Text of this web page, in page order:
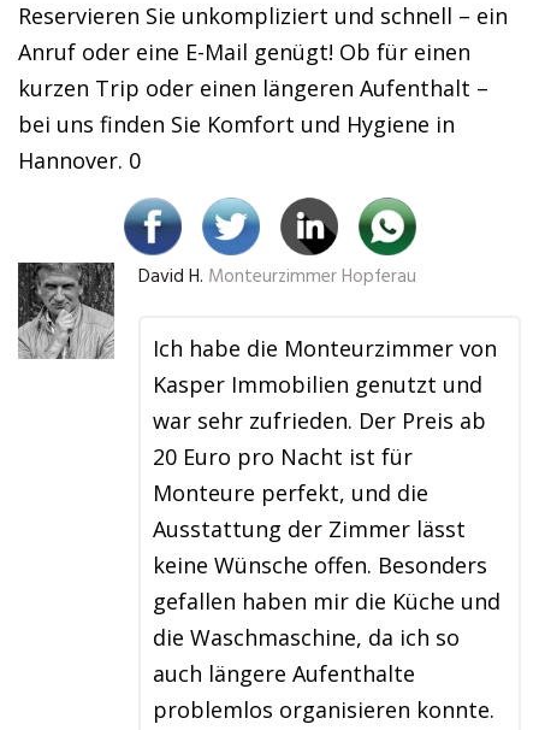
Reservieren Sie unkompliziert und schnell – ein
Anruf oder eine E-Mail genügt! Ob für einen
kurzen Trip oder einen längeren Aufenthalt –
bei uns finden Sie Komfort und Hygiene in
Hannover. 0
David H. Monteurzimmer Hopferau
Ich habe die Monteurzimmer von
Kasper Immobilien genutzt und
war sehr zufrieden. Der Preis ab
20 Euro pro Nacht ist für
Monteure perfekt, und die
Ausstattung der Zimmer lässt
keine Wünsche offen. Besonders
gefallen haben mir die Küche und
die Waschmaschine, da ich so
auch längere Aufenthalte
problemlos organisieren konnte.